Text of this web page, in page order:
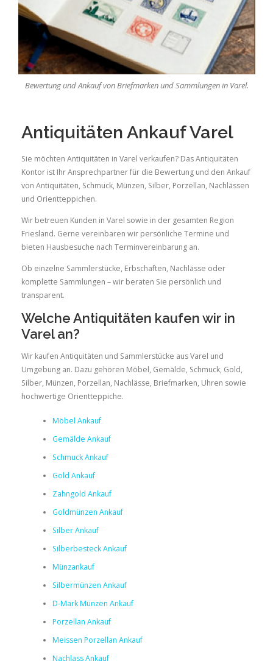
Bewertung und Ankauf von Briefmarken und Sammlungen in Varel.
Antiquitäten Ankauf Varel
Sie möchten Antiquitäten in Varel verkaufen? Das Antiquitäten
Kontor ist Ihr Ansprechpartner für die Bewertung und den Ankauf
von Antiquitäten, Schmuck, Münzen, Silber, Porzellan, Nachlässen
und Orientteppichen.
Wir betreuen Kunden in Varel sowie in der gesamten Region
Friesland. Gerne vereinbaren wir persönliche Termine und
bieten Hausbesuche nach Terminvereinbarung an.
Ob einzelne Sammlerstücke, Erbschaften, Nachlässe oder
komplette Sammlungen – wir beraten Sie persönlich und
transparent.
Welche Antiquitäten kaufen wir in
Varel an?
Wir kaufen Antiquitäten und Sammlerstücke aus Varel und
Umgebung an. Dazu gehören Möbel, Gemälde, Schmuck, Gold,
Silber, Münzen, Porzellan, Nachlässe, Briefmarken, Uhren sowie
hochwertige Orientteppiche.
Möbel Ankauf
Gemälde Ankauf
Schmuck Ankauf
Gold Ankauf
Zahngold Ankauf
Goldmünzen Ankauf
Silber Ankauf
Silberbesteck Ankauf
Münzankauf
Silbermünzen Ankauf
D-Mark Münzen Ankauf
Porzellan Ankauf
Meissen Porzellan Ankauf
Nachlass Ankauf